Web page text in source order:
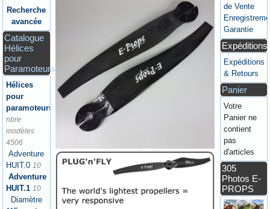
Recherche
avancée
Catalogue
Hélices
pour
Paramoteurs
Hélices
pour
paramoteurs
nbre
modèles
4506
Adventure
HUIT.0 10
Adventure
HUIT.1 10
Diamètre
de Vente
Garantie
Expéditions
Expéditions
& Retours
Panier
Votre
Panier ne
contient
pas
d'articles
305
Photos E-
PROPS